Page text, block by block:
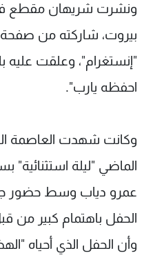
ونشرت شريهان مقطع
"إنستغرام"، وعلقت عليه
احفظه يارب".
وكانت شهدت العاصمة
الماضي "ليلة استثنائية"
عمرو دياب وسط حضور
الحفل باهتمام كبير من
وأن الحفل الذي أحياه